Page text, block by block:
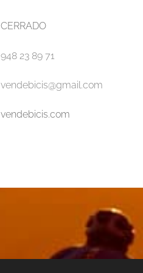
CERRADO
948 23 89 71
vendebicis@gmail.com
vendebicis.com